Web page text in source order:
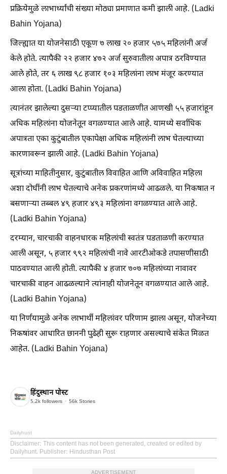
प्रक्रियेमुळे लाभार्थ्यांची संख्या मोठ्या प्रमाणात कमी झाली आहे. (Ladki
Bahin Yojana)
जिल्ह्यात या योजनेसाठी एकूण ७ लाख २० हजार ५७५ महिलांनी अर्ज
केले होते. त्यापैकी २२ हजार ४७२ अर्ज सुरुवातीला अपात्र ठरविण्यात
आले होते, तर ६ लाख ९८ हजार १०३ महिलांना लाभ मंजूर करण्यात
आला होता. (Ladki Bahin Yojana)
त्यानंतर झालेल्या दुसऱ्या टप्प्यातील पडताळणीत आणखी ५५ हजारांहून
अधिक महिलांना योजनेतून वगळण्यात आले आहे. यामध्ये सर्वाधिक
अपात्रता एका कुटुंबातील एकापेक्षा अधिक महिलांनी लाभ घेतल्याच्या
कारणावरून झाली आहे. (Ladki Bahin Yojana)
सूत्रांच्या माहितीनुसार, कुटुंबातील विवाहित आणि अविवाहित महिला
अशा दोघींनी लाभ घेतल्याचे अनेक प्रकरणांमध्ये आढळले. या निकषात न
बसणाऱ्या तब्बल ४९ हजार ४९३ महिलांना वगळण्यात आले आहे.
(Ladki Bahin Yojana)
दरम्यान, चारचाकी वाहनधारक महिलांची स्वतंत्र पडताळणी करण्यात
आली असून, ५ हजार ९९२ महिलांची नावे आरटीओकडे तपासणीसाठी
पाठवण्यात आली होती. त्यापैकी ४ हजार ७०७ महिलांच्या नावावर
चारचाकी वाहन आढळल्याने त्यांनाही योजनेतून वगळण्यात आले आहे.
(Ladki Bahin Yojana)
या निर्णयामुळे अनेक लाभार्थी महिलांवर परिणाम झाला असून, योजनेच्या
निकषांवर आधारित छाननी पुढेही सुरू राहणार असल्याचे संकेत मिळत
आहेत. (Ladki Bahin Yojana)
हिंदुस्थान पोस्ट
5.2k followers 56k Stories
Dailyhunt
Disclaimer: This content has not been generated, created or edited by
Dailyhunt. Publisher: Hindusthan Post